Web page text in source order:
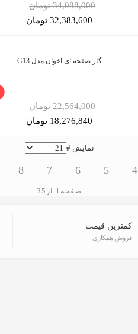
34,088,000 تومان
32,383,600 تومان
گاز صفحه ای اخوان مدل G13
22,564,000 تومان
18,276,840 تومان
نمایش #
4
5
6
7
8
صفحه1 از35
کمترین قیمت
فروش همکاری